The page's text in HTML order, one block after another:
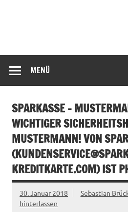
MENÜ
SPARKASSE –
WICHTIGER
MUSTERMANN! VON
(
KREDITKARTE.COM) IST
30. Januar 2018 Sebastian
hinterlassen